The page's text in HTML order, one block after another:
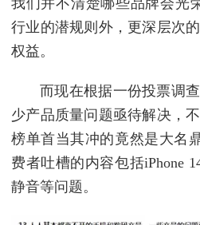
行业的潜规则外，更深层次
权益。
而现在根据一份投票调
少产品质量问题亟待解决，
榜单首当其冲的竟然是大名
费者吐槽的内容包括iPhone
静音等问题。